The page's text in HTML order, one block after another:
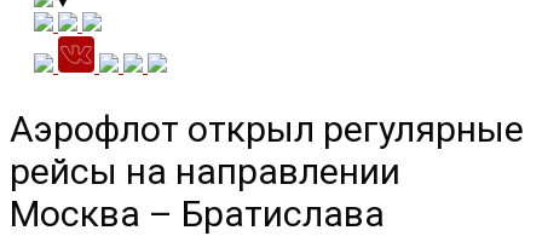
Аэрофлот открыл регулярные
рейсы на направлении
Москва – Братислава